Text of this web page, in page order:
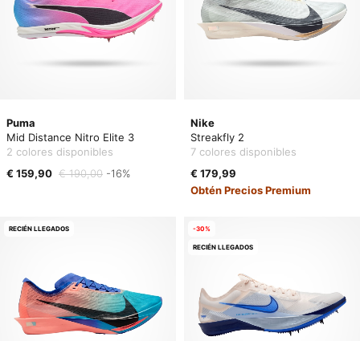
Puma
Mid Distance Nitro Elite 3
2 colores disponibles
€ 159,90 € 190,00 -16%
Nike
Streakfly 2
7 colores disponibles
€ 179,99
Obtén Precios Premium
RECIÉN LLEGADOS -30%
RECIÉN LLEGADOS